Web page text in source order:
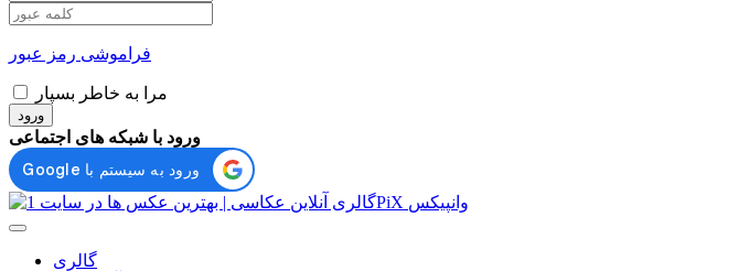
فراموشی رمز عبور
مرا به خاطر بسپار
ورود
ورود با شبکه های اجتماعی
گالری